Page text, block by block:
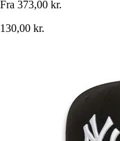
Fra 373,00 kr.
130,00 kr.